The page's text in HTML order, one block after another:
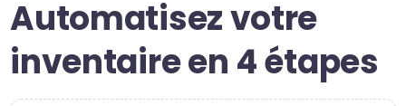
Automatisez votre
inventaire en 4 étapes